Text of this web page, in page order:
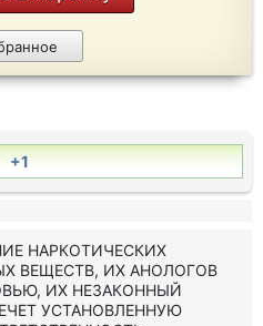
+1
НАРКОТИЧЕСКИХ
ВЕЩЕСТВ, ИХ АНОЛОГОВ
ИХ НЕЗАКОННЫЙ
УСТАНОВЛЕННУЮ